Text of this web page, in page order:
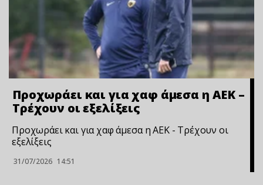
Προχωράει και για χαφ άμεσα η ΑΕΚ –
Τρέχουν οι εξελίξεις
Προχωράει και για χαφ άμεσα η ΑΕΚ - Τρέχουν οι
εξελίξεις
31/07/2026 14:51